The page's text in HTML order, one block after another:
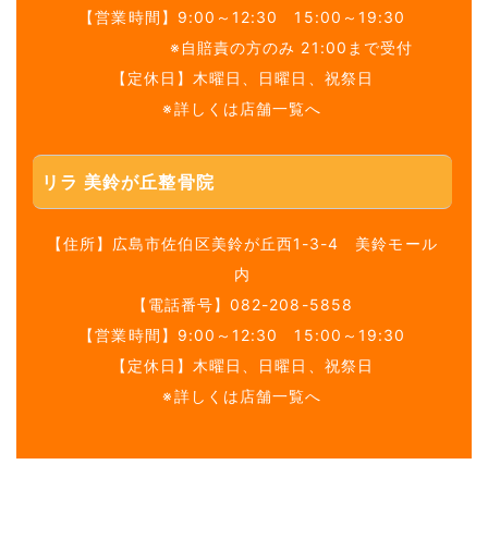
【営業時間】9:00～12:30 15:00～19:30
※自賠責の方のみ 21:00まで受付
【定休日】木曜日、日曜日、祝祭日
※詳しくは店舗一覧へ
リラ 美鈴が丘整骨院
【住所】 広島市佐伯区美鈴が丘西1-3-4 美鈴モール
内
【電話番号】082-208-5858
【営業時間】9:00～12:30 15:00～19:30
【定休日】木曜日、日曜日、祝祭日
※詳しくは店舗一覧へ